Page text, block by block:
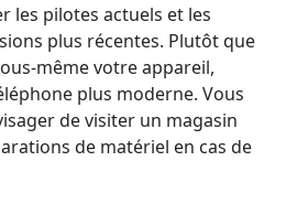
les pilotes actuels et les
plus récentes. Plutôt que
même votre appareil,
plus moderne. Vous
de visiter un magasin
de matériel en cas de